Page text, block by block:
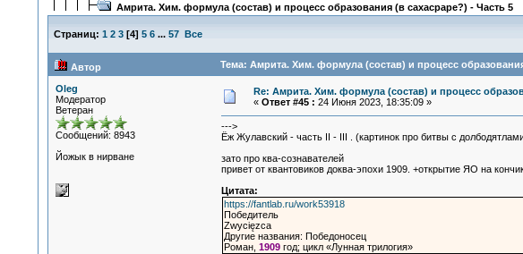
Амрита. Хим. формула (состав) и процесс образования (в сахасраре?) - Часть 5
Страниц: 1 2 3[4] 5 6 ... 57 Все
Автор Тема: Амрита. Хим. формула (состав) и процесс
Oleg
Модератор
Ветеран
Сообщений: 8943
Йожык в нирване
Re: Амрита. Хим. формула (состав) и процесс
« Ответ #45 : 24 Июня 2023, 18:35:09 »
--->
Ёж Жулавский - часть II - III . (картинок про битвы с
зато про ква-сознавателей
привет от квантовиков доква-эпохи 1909. +открытие ЯО на
Цитата:
https://fantlab.ru/work53918
Победитель
Zwycięzca
Другие названия: Победоносец
Роман, 1909год; цикл «Лунная трилогия»